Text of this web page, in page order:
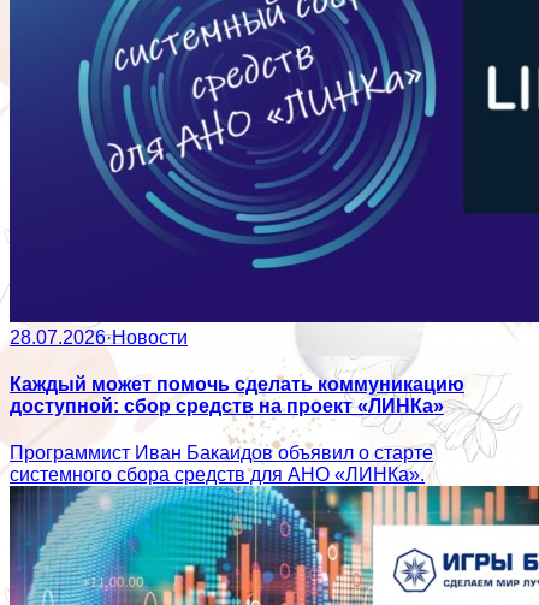
28.07.2026·Новости
Каждый может помочь сделать коммуникацию
доступной: сбор средств на проект «ЛИНКа»
Программист Иван Бакаидов объявил о старте
системного сбора средств для АНО «ЛИНКа».